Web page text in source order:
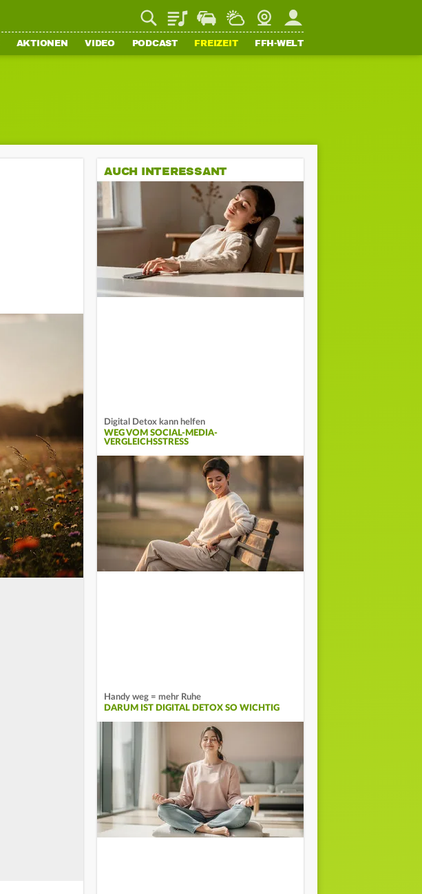
PlaylistStaupilotWetterWebcamMein FFH
AKTIONEN VIDEO PODCAST FREIZEIT FFH-WELT
AUCH INTERESSANT
Digital Detox kann helfen
WEG VOM SOCIAL-MEDIA-
VERGLEICHSSTRESS
Handy weg = mehr Ruhe
DARUM IST DIGITAL DETOX SO WICHTIG